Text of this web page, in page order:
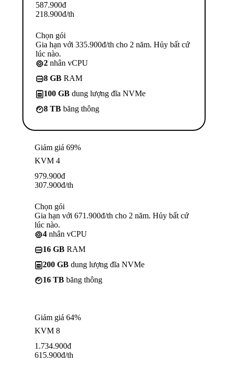
587.900đ
218.900đ/th
Chọn gói
Gia hạn với 335.900đ/th cho 2 năm. Hủy bất cứ
lúc nào.
2 nhân vCPU
8 GB RAM
100 GB dung lượng đĩa NVMe
8 TB băng thông
Giảm giá 69%
KVM 4
979.900đ
307.900đ/th
Chọn gói
Gia hạn với 671.900đ/th cho 2 năm. Hủy bất cứ
lúc nào.
4 nhân vCPU
16 GB RAM
200 GB dung lượng đĩa NVMe
16 TB băng thông
Giảm giá 64%
KVM 8
1.734.900đ
615.900đ/th